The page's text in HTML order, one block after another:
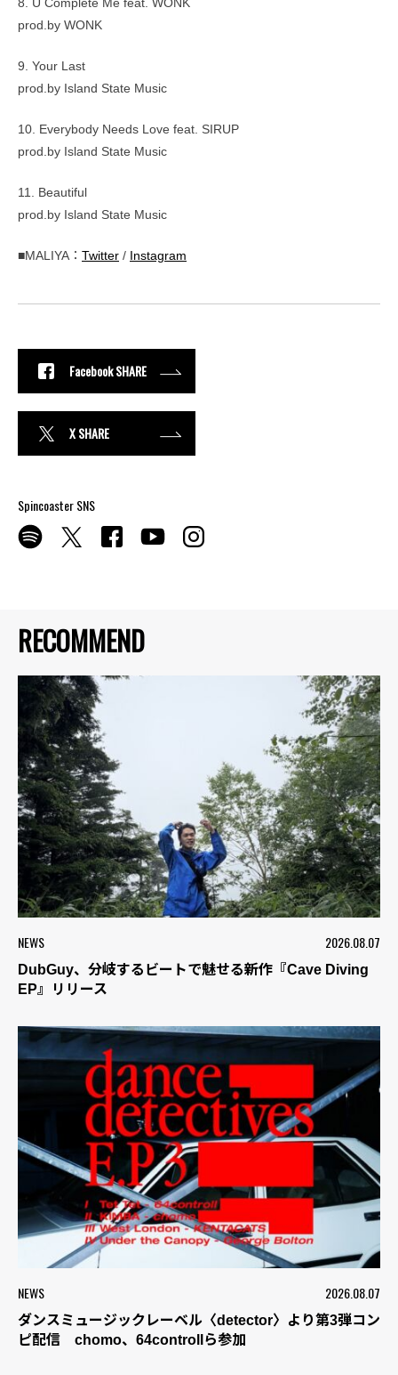
RECOMMEND
NEWS 2026.08.07
DubGuy、分岐するビートで魅せる新作『Cave Diving
EP』リリース
NEWS 2026.08.07
ダンスミュージックレーベル〈detector〉より第3弾コン
ピ配信 chomo、64controllら参加
prod.by WONK
9. Your Last
prod.by Island State Music
10. Everybody Needs Love feat. SIRUP
prod.by Island State Music
11. Beautiful
prod.by Island State Music
■MALIYA： Twitter / Instagram
Facebook SHARE
X SHARE
Spincoaster SNS